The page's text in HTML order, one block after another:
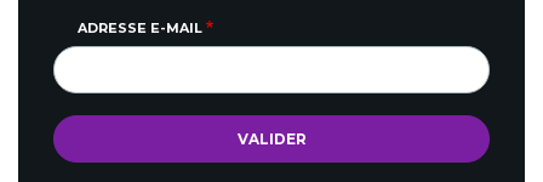
ADRESSE E-MAIL